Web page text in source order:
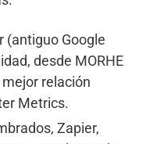
(antiguo Google
desde MORHE
relación
Metrics.
Zapier,